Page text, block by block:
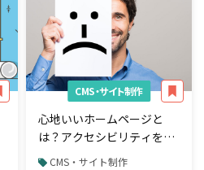
CMS・サイト制作
心地いいホームページと
は？アクセシビリティを高
めて離脱率を低くするため
CMS・サイト制作